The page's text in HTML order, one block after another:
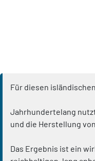
Für diesen
Jahrhundertelang
und die Herstellung
Das Ergebnis ist ein